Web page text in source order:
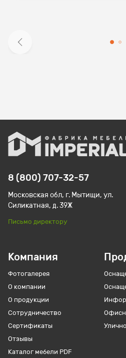
Компания
Фотогалерея
О компании
О продукции
Сотрудничество
Сертификаты
Отзывы
Каталог мебели PDF
8 (800) 707-32-57
Московская обл, г. Мытищи, ул.
Силикатная, д. 39Ж
Письмо директору